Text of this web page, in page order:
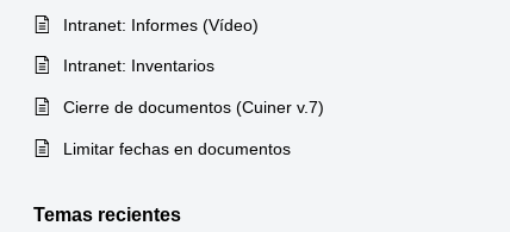
Intranet: Informes (Vídeo)
Intranet: Inventarios
Cierre de documentos (Cuiner v.7)
Limitar fechas en documentos
Temas recientes